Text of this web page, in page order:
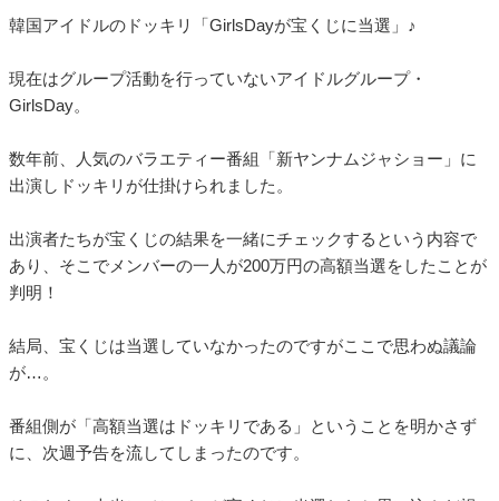
韓国アイドルのドッキリ「GirlsDayが宝くじに当選」♪
現在はグループ活動を行っていないアイドルグループ・
GirlsDay。
数年前、人気のバラエティー番組「新ヤンナムジャショー」に
出演しドッキリが仕掛けられました。
出演者たちが宝くじの結果を一緒にチェックするという内容で
あり、そこでメンバーの一人が200万円の高額当選をしたことが
判明！
結局、宝くじは当選していなかったのですがここで思わぬ議論
が…。
番組側が「高額当選はドッキリである」ということを明かさず
に、次週予告を流してしまったのです。